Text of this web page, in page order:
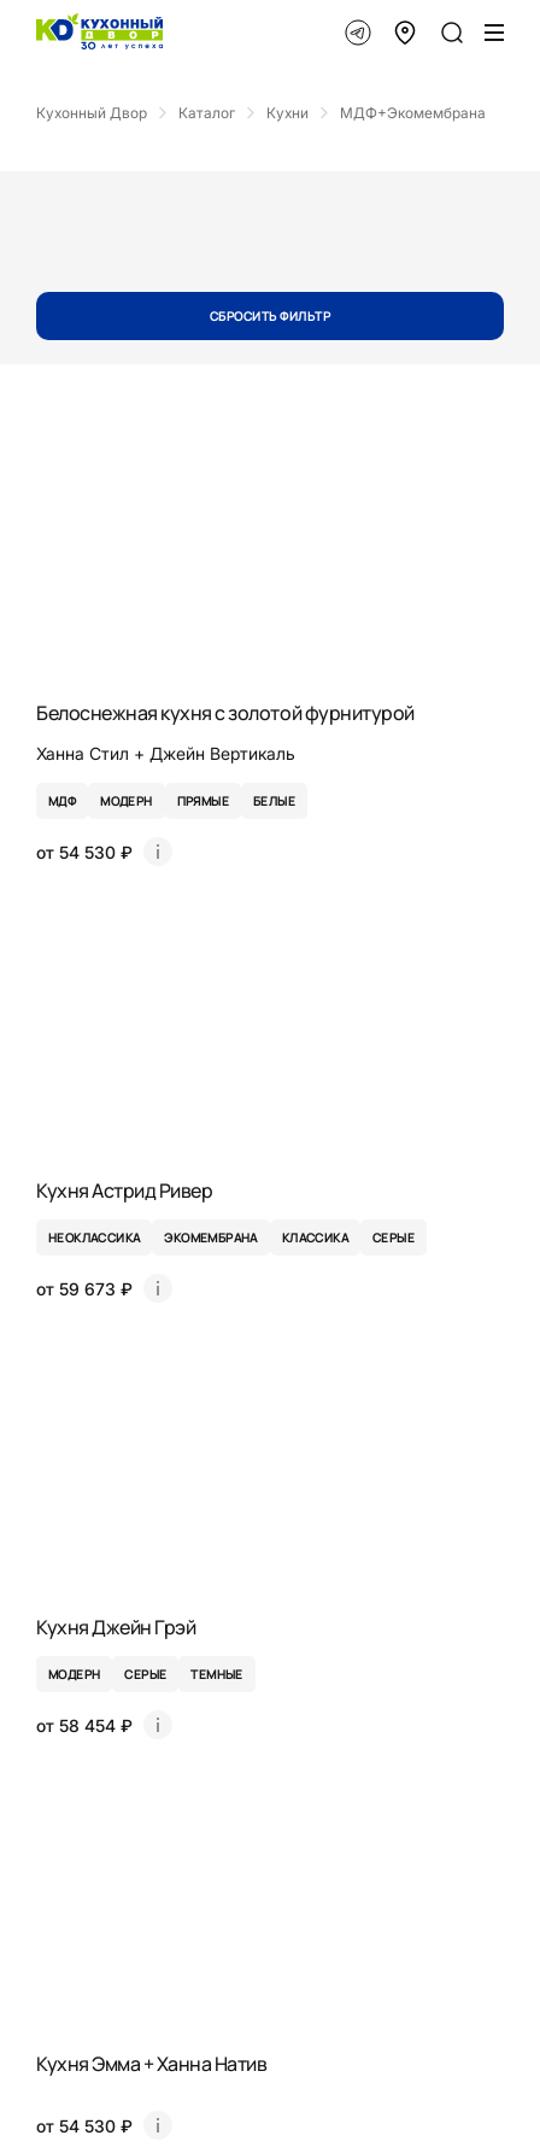
Кухонный Двор Каталог Кухни МДФ+Экомембрана
СБРОСИТЬ ФИЛЬТР
Белоснежная кухня с золотой фурнитурой
Ханна Стил + Джейн Вертикаль
МДФ МОДЕРН ПРЯМЫЕ БЕЛЫЕ
от 54 530 ₽
Кухня Астрид Ривер
НЕОКЛАССИКА ЭКОМЕМБРАНА КЛАССИКА СЕРЫЕ
от 59 673 ₽
Кухня Джейн Грэй
МОДЕРН СЕРЫЕ ТЕМНЫЕ
от 58 454 ₽
Кухня Эмма + Ханна Натив
от 54 530 ₽